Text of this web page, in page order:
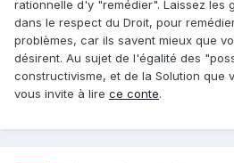
rationnelle d'y "remédier". Laissez les
dans le respect du Droit, pour
problèmes, car ils savent mieux que
désirent. Au sujet de l'égalité des
constructivisme, et de la Solution que
vous invite à lire ce conte.